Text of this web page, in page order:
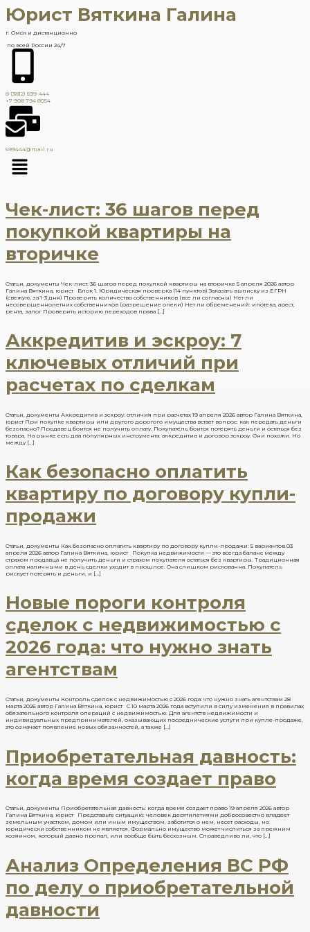
Юрист Вяткина Галина
г. Омск и дистанционно
по всей России 24/7
8 (3812) 599-444
+7 908 794 8054
599444@mail.ru
Чек-лист: 36 шагов перед
покупкой квартиры на
вторичке
Статьи, документы Чек-лист: 36 шагов перед покупкой квартиры на вторичке 5 апреля 2026 автор
Галина Вяткина, юрист Блок 1. Юридическая проверка (14 пунктов) Заказать выписку из ЕГРН
(свежую, за 1-3 дня) Проверить количество собственников (все ли согласны) Нет ли
несовершеннолетних собственников (разрешение опеки) Нет ли обременений: ипотека, арест,
рента, залог Проверить историю переходов права […]
Аккредитив и эскроу: 7
ключевых отличий при
расчетах по сделкам
Статьи, документы Аккредитив и эскроу: отличия при расчетах 19 апреля 2026 автор Галина Вяткина,
юрист При покупке квартиры или другого дорогого имущества встает вопрос: как передать деньги
безопасно? Продавец боится не получить оплату. Покупатель боится потерять деньги и остаться без
товара. На рынке есть два популярных инструмента: аккредитив и договор эскроу. Они похожи. Но
между […]
Как безопасно оплатить
квартиру по договору купли-
продажи
Статьи, документы Как безопасно оплатить квартиру по договору купли-продажи: 5 вариантов 03
апреля 2026 автор Галина Вяткина, юрист Покупка недвижимости — это всегда баланс между
страхом продавца не получить деньги и страхом покупателя остаться без квартиры. Традиционная
оплата наличными в день сделки уходит в прошлое. Она слишком рискованна. Покупатель
рискует потерять и деньги, и […]
Новые пороги контроля
сделок с недвижимостью с
2026 года: что нужно знать
агентствам
Статьи, документы Контроль сделок с недвижимостью с 2026 года: что нужно знать агентствам 28
марта 2026 автор Галина Вяткина, юрист С 10 марта 2026 года вступили в силу изменения в правилах
обязательного контроля операций с недвижимостью. Для агентств недвижимости и
индивидуальных предпринимателей, оказывающих посреднические услуги при купле-продаже,
это означает появление новых обязанностей, а также […]
Приобретательная давность:
когда время создает право
Статьи, документы Приобретательная давность: когда время создает право 19 апреля 2026 автор
Галина Вяткина, юрист Представьте ситуацию: человек десятилетиями добросовестно владеет
земельным участком, домом или иным имуществом, заботится о нем, несет расходы, но
юридически собственником не является. Формально имущество может числиться за прежним
хозяином, который давно пропал, или вообще быть бесхозным. Справедливо ли, что […]
Анализ Определения ВС РФ
по делу о приобретательной
давности